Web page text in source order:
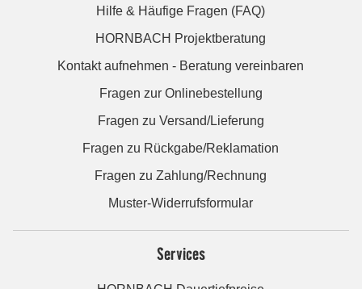
Hilfe & Häufige Fragen (FAQ)
HORNBACH Projektberatung
Kontakt aufnehmen - Beratung vereinbaren
Fragen zur Onlinebestellung
Fragen zu Versand/Lieferung
Fragen zu Rückgabe/Reklamation
Fragen zu Zahlung/Rechnung
Muster-Widerrufsformular
Services